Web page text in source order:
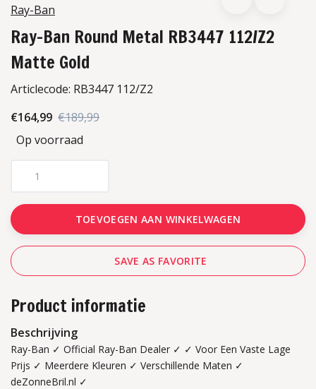
Ray-Ban
Ray-Ban Round Metal RB3447 112/Z2
Matte Gold
Articlecode: RB3447 112/Z2
€164,99 €189,99
Op voorraad
TOEVOEGEN AAN WINKELWAGEN
SAVE AS FAVORITE
Product informatie
Beschrijving
Ray-Ban ✓ Official Ray-Ban Dealer ✓ ✓ Voor Een Vaste Lage
Prijs ✓ Meerdere Kleuren ✓ Verschillende Maten ✓
deZonneBril.nl ✓